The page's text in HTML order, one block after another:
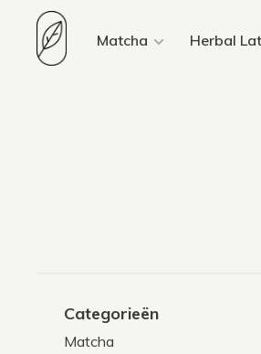
Matcha Herbal
Categorieën
Matcha